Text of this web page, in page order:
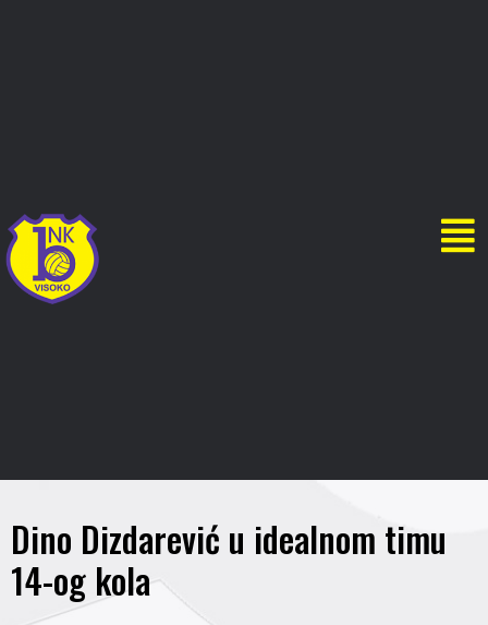
Dino Dizdarević u idealnom timu
14-og kola